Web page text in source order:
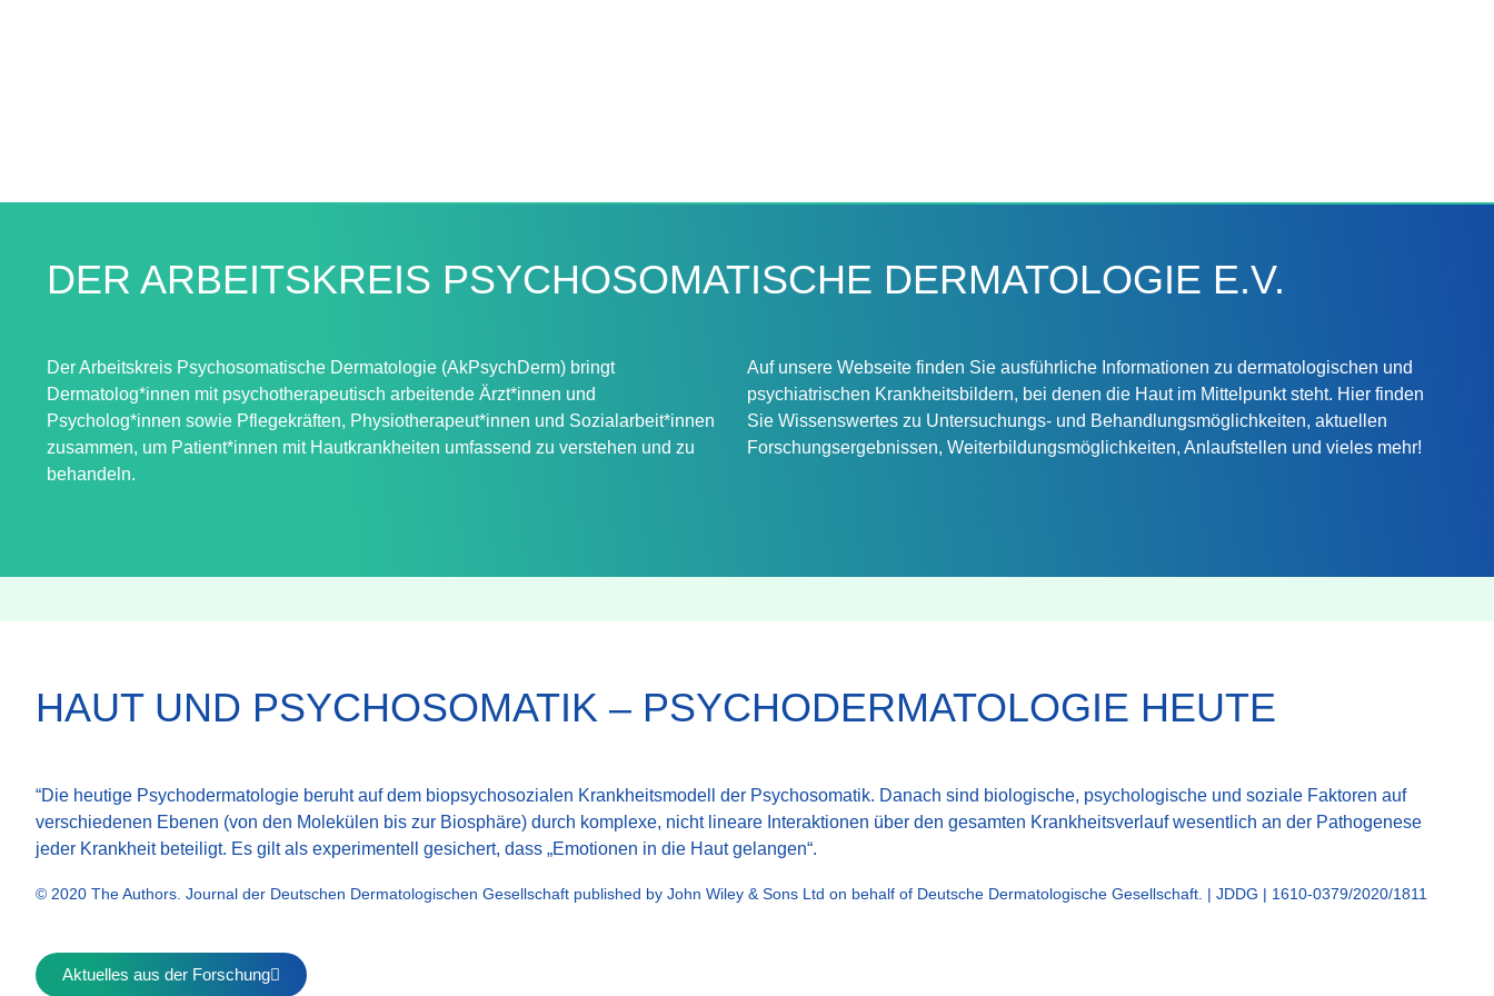
DER ARBEITSKREIS PSYCHOSOMATISCHE DERMATOLOGIE E.V.
Der Arbeitskreis Psychosomatische Dermatologie (AkPsychDerm) bringt
Dermatolog*innen mit psychotherapeutisch arbeitende Ärzt*innen und
Psycholog*innen sowie Pflegekräften, Physiotherapeut*innen und Sozialarbeit*innen
zusammen, um Patient*innen mit Hautkrankheiten umfassend zu verstehen und zu
behandeln.
Auf unsere Webseite finden Sie ausführliche Informationen zu dermatologischen und
psychiatrischen Krankheitsbildern, bei denen die Haut im Mittelpunkt steht. Hier finden
Sie Wissenswertes zu Untersuchungs- und Behandlungsmöglichkeiten, aktuellen
Forschungsergebnissen, Weiterbildungsmöglichkeiten, Anlaufstellen und vieles mehr!
HAUT UND PSYCHOSOMATIK – PSYCHODERMATOLOGIE HEUTE
“Die heutige Psychodermatologie beruht auf dem biopsychosozialen Krankheitsmodell der Psychosomatik. Danach sind biologische, psychologische und soziale Faktoren auf
verschiedenen Ebenen (von den Molekülen bis zur Biosphäre) durch komplexe, nicht lineare Interaktionen über den gesamten Krankheitsverlauf wesentlich an der Pathogenese
jeder Krankheit beteiligt. Es gilt als experimentell gesichert, dass „Emotionen in die Haut gelangen“.
© 2020 The Authors. Journal der Deutschen Dermatologischen Gesellschaft published by John Wiley & Sons Ltd on behalf of Deutsche Dermatologische Gesellschaft. | JDDG | 1610-0379/2020/1811
Aktuelles aus der Forschung